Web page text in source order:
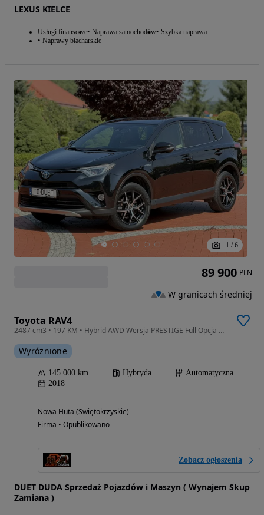
LEXUS KIELCE
Usługi finansowe Naprawa samochodów Szybka naprawa
Naprawy blacharskie
1 / 6
Toyota RAV4
2487 cm3 • 197 KM • Hybrid AWD Wersja PRESTIGE Full Opcja Salon PL Super Stan UNIKAT
Wyróżnione
145 000 km Hybryda
Automatyczna
2018
Nowa Huta (Świętokrzyskie)
Firma • Opublikowano
Zobacz ogłoszenia
DUET DUDA Sprzedaż Pojazdów i Maszyn ( Wynajem Skup
Zamiana )
89 900 PLN
W granicach średniej